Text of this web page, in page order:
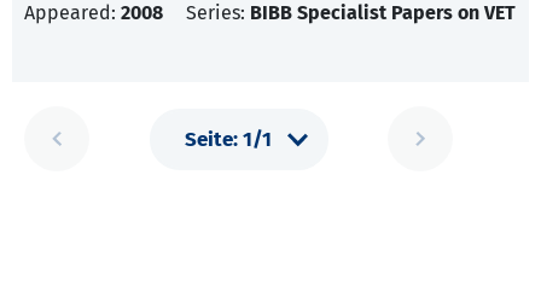
Appeared: 2008 Series: BIBB Specialist Papers on VET